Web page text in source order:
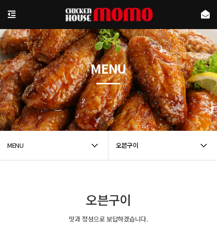
MENU 오븐구이
MENU
오븐구이
맛과 정성으로 보답하겠습니다.